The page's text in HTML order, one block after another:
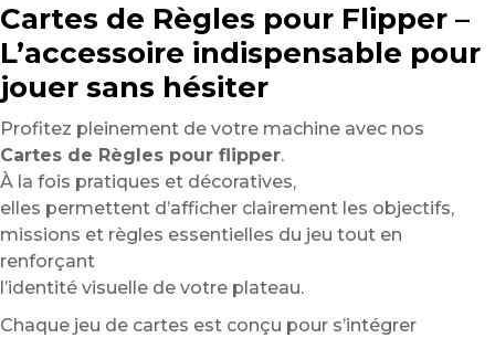
Cartes de Règles pour Flipper –
L’accessoire indispensable pour
jouer sans hésiter
Profitez pleinement de votre machine avec nos
Cartes de Règles pour flipper.
À la fois pratiques et décoratives,
elles permettent d’afficher clairement les objectifs,
missions et règles essentielles du jeu tout en
renforçant
l’identité visuelle de votre plateau.
Chaque jeu de cartes est conçu pour s’intégrer